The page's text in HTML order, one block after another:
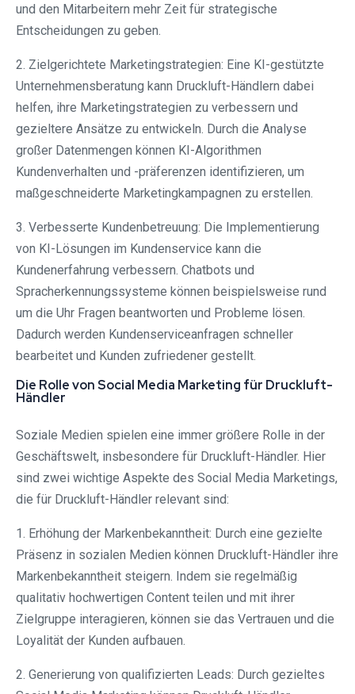
und den Mitarbeitern mehr Zeit für strategische
Entscheidungen zu geben.
2. Zielgerichtete Marketingstrategien: Eine KI-gestützte
Unternehmensberatung kann Druckluft-Händlern dabei
helfen, ihre Marketingstrategien zu verbessern und
gezieltere Ansätze zu entwickeln. Durch die Analyse
großer Datenmengen können KI-Algorithmen
Kundenverhalten und -präferenzen identifizieren, um
maßgeschneiderte Marketingkampagnen zu erstellen.
3. Verbesserte Kundenbetreuung: Die Implementierung
von KI-Lösungen im Kundenservice kann die
Kundenerfahrung verbessern. Chatbots und
Spracherkennungssysteme können beispielsweise rund
um die Uhr Fragen beantworten und Probleme lösen.
Dadurch werden Kundenserviceanfragen schneller
bearbeitet und Kunden zufriedener gestellt.
Die Rolle von Social Media Marketing für Druckluft-
Händler
Soziale Medien spielen eine immer größere Rolle in der
Geschäftswelt, insbesondere für Druckluft-Händler. Hier
sind zwei wichtige Aspekte des Social Media Marketings,
die für Druckluft-Händler relevant sind:
1. Erhöhung der Markenbekanntheit: Durch eine gezielte
Präsenz in sozialen Medien können Druckluft-Händler ihre
Markenbekanntheit steigern. Indem sie regelmäßig
qualitativ hochwertigen Content teilen und mit ihrer
Zielgruppe interagieren, können sie das Vertrauen und die
Loyalität der Kunden aufbauen.
2. Generierung von qualifizierten Leads: Durch gezieltes